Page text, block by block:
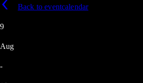
Back to eventcalendar
9
Aug
-